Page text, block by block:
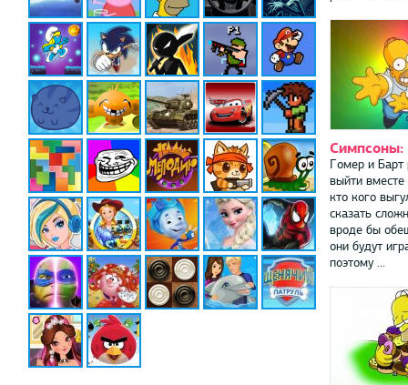
Симпсоны:
Гомер и Барт
выйти вместе
кто кого
сказать
вроде бы
они будут
поэтому ...